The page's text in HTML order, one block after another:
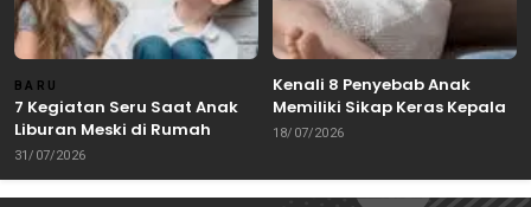
BARU
7 Kegiatan Seru Saat Anak
Liburan Meski di Rumah
31/07/2026
Kenali 8 Penyebab Anak
Memiliki Sikap Keras Kepala
18/07/2026